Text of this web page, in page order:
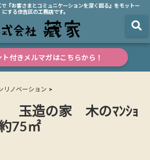
『お客さまとコミュニケーションを深く図る』をモットー
にする住吉区の工務店です。
付きメルマガはこちらから！
リノベーション
玉造の家 木のﾏﾝｼｮ
75㎡